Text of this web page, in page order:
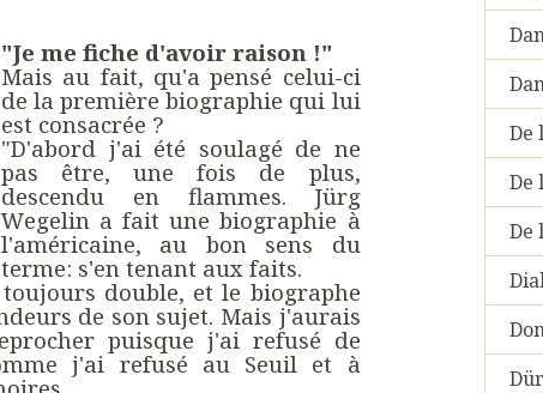
"Je me fiche d'avoir raison !"
Mais au fait, qu'a pensé celui-ci
de la première biographie qui lui
est consacrée ?
"D'abord j'ai été soulagé de ne
pas être, une fois de plus,
descendu en flammes. Jürg
Wegelin a fait une biographie à
l'américaine, au bon sens du
terme: s'en tenant aux faits.
double, et le biographe
de son sujet. Mais j'aurais
puisque j'ai refusé de
j'ai refusé au Seuil et à
De
De
De